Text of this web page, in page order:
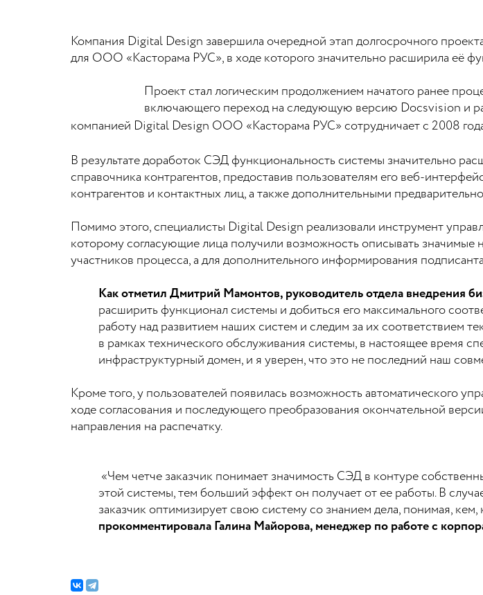
Компания Digital Design завершила очередной этап долгосрочного
для ООО «Касторама РУС», в ходе которого значительно расширила её
Проект стал логическим продолжением начатого ранее
включающего переход на следующую версию Docsvision и
компанией Digital Design ООО «Касторама РУС» сотрудничает с 2008
В результате доработок СЭД функциональность системы значительно
справочника контрагентов, предоставив пользователям его веб-
контрагентов и контактных лиц, а также дополнительными
Помимо этого, специалисты Digital Design реализовали инструмент
которому согласующие лица получили возможность описывать значимые
участников процесса, а для дополнительного информирования
Как отметил Дмитрий Мамонтов, руководитель отдела внедрения
расширить функционал системы и добиться его максимального
работу над развитием наших систем и следим за их соответствием
в рамках технического обслуживания системы, в настоящее время
инфраструктурный домен, и я уверен, что это не последний наш
Кроме того, у пользователей появилась возможность автоматического
ходе согласования и последующего преобразования окончательной
направления на распечатку.
«Чем четче заказчик понимает значимость СЭД в контуре
этой системы, тем больший эффект он получает от ее работы. В
заказчик оптимизирует свою систему со знанием дела, понимая, кем,
прокомментировала Галина Майорова, менеджер по работе с